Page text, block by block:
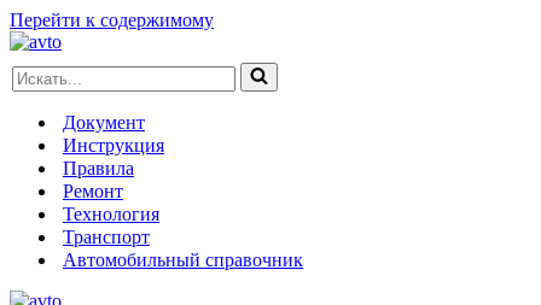
Перейти к содержимому
Искать...
Документ
Инструкция
Правила
Ремонт
Технология
Транспорт
Автомобильный справочник